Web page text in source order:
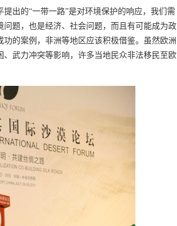
出的“一带一路”是对环境保护的响应，我们需
题，也是经济、社会问题，而且有可能成为政
的案例，非洲等地区应该积极借鉴。虽然欧洲
武力冲突等影响，许多当地民众非法移民至欧